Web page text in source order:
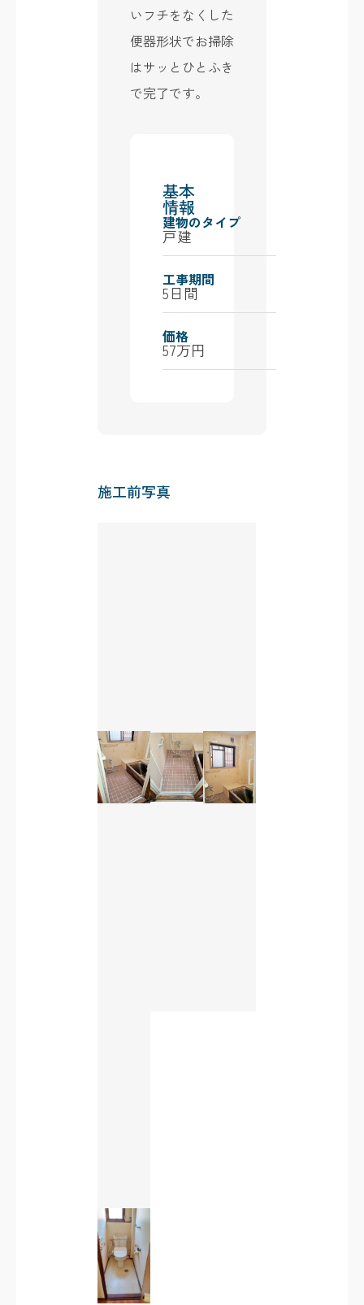
いフチをなくした
便器形状でお掃除
はサッとひとふき
で完了です。
基本
情報
建物のタイプ
戸建
工事期間
5日間
価格
57万円
施工前写真